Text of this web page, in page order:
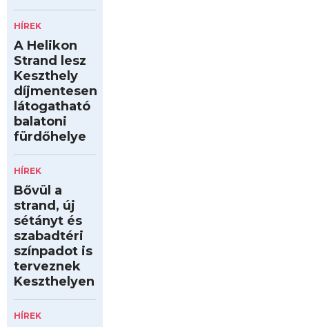
HÍREK
A Helikon
Strand lesz
Keszthely
díjmentesen
látogatható
balatoni
fürdőhelye
HÍREK
Bővül a
strand, új
sétányt és
szabadtéri
színpadot is
terveznek
Keszthelyen
HÍREK